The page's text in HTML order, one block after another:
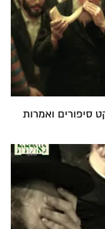
סיפורים ואמרות